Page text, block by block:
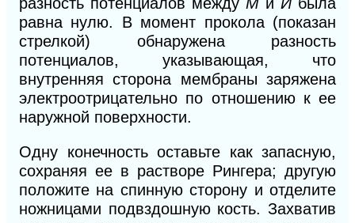
равна нулю. В момент прокола (показан
стрелкой) обнаружена разность
потенциалов, указывающая, что
внутренняя сторона мембраны заряжена
электроотрицательно по отношению к ее
наружной поверхности.
Одну конечность оставьте как запасную,
сохраняя ее в растворе Рингера; другую
положите на спинную сторону и отделите
ножницами подвздошную кость. Захватив